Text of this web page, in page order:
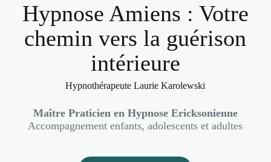
Hypnose Amiens : Votre
chemin vers la guérison
intérieure
Hypnothérapeute Laurie Karolewski
Maître Praticien en Hypnose Ericksonienne
Accompagnement enfants, adolescents et adultes